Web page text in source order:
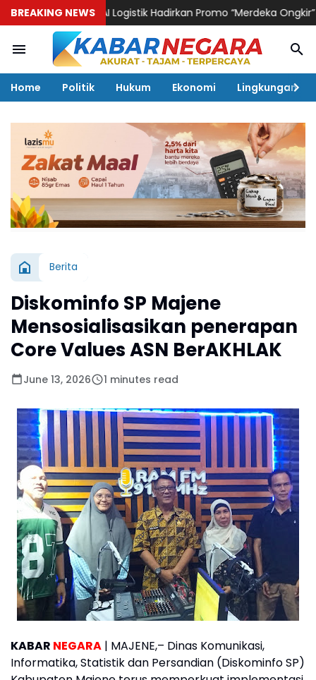
BREAKING NEWS
KAI Logistik Hadirkan Promo “Merdeka Ongkir” untuk
Home Politik Hukum Ekonomi Lingkungan
Berita
Diskominfo SP Majene
Mensosialisasikan penerapan
Core Values ASN BerAKHLAK
June 13, 2026 1 minutes read
KABAR NEGARA | MAJENE,– Dinas Komunikasi,
Informatika, Statistik dan Persandian (Diskominfo SP)